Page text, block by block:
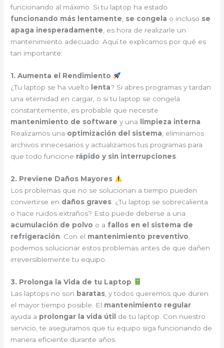
funcionando al máximo. Si tu laptop ha estado
funcionando más lentamente se congela o incluso se
apaga inesperadamente , es hora de realizarle un
mantenimiento adecuado. Aquí te explicamos por qué es
tan importante:
1. Aumenta el Rendimiento
¿Tu laptop se ha vuelto
lenta? Si abres programas y tardan
una eternidad en cargar, o si tu laptop se congela
constantemente, es probable que necesite
mantenimiento de software y una limpieza interna
Realizamos una optimización del sistema , eliminamos
archivos innecesarios y actualizamos tus programas para
que todo funcione rápido y sin interrupciones
2. Previene Daños Mayores
Los problemas que no se solucionan a tiempo pueden
convertirse en daños graves . ¿Tu laptop se sobrecalienta
o hace ruidos extraños? Esto puede deberse a una
acumulación de polvo o a fallos en el sistema de
refrigeración . Con el mantenimiento preventivo
podemos solucionar estos problemas antes de que dañen
irreversiblemente tu equipo.
3. Prolonga la Vida de tu Laptop
Las laptops no son baratas , y todos queremos que duren
el mayor tiempo posible. El mantenimiento regular
ayuda a prolongar la vida útil
de tu laptop. Con nuestro
servicio, te aseguramos que tu equipo siga funcionando de
manera eficiente durante años.